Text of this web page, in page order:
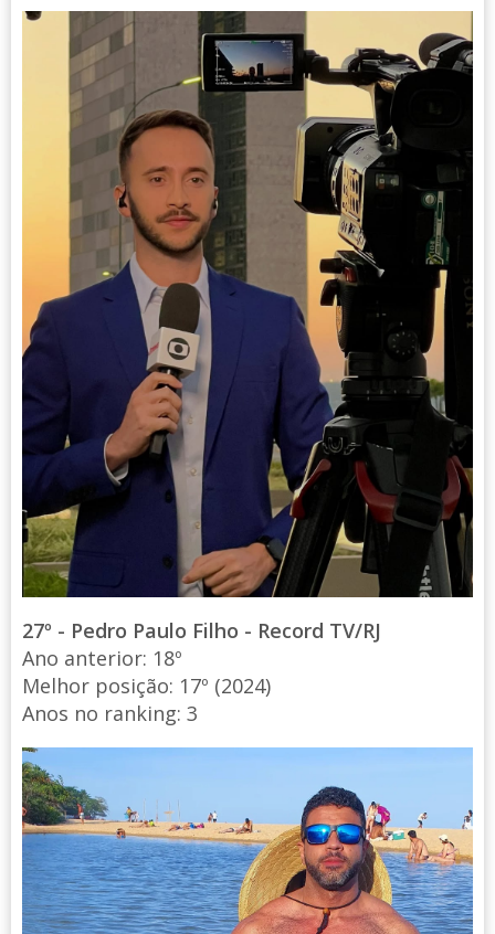
27º - Pedro Paulo Filho - Record TV/RJ
Ano anterior: 18º
Melhor posição: 17º (2024)
Anos no ranking: 3